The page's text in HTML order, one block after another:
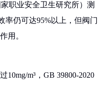
职业安全卫生研究所）测
率仍可达95%以上，但阀门
用。
m³，GB 39800-2020